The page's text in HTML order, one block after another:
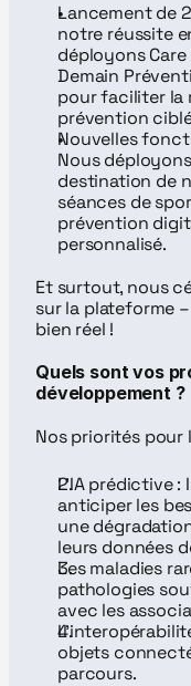
Lancement de
notre réussite
déployons
Demain
pour faciliter la
prévention
Nouvelles
Nous
destination de
séances de
prévention
personnalisé.
Et surtout, nous
sur la plateforme
bien réel !
Quels sont vos
développement ?
Nos priorités pour
L’IA prédictive
anticiper les
une
leurs données
Les maladies
pathologies
avec les
objets
parcours.